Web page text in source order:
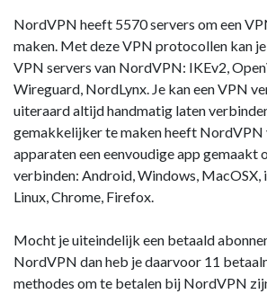
NordVPN heeft 5570 servers om een
maken. Met deze VPN protocollen kan
VPN servers van NordVPN: IKEv2,
Wireguard, NordLynx. Je kan een VPN
uiteraard altijd handmatig laten
gemakkelijker te maken heeft NordVPN
apparaten een eenvoudige app gemaakt
verbinden: Android, Windows, MacOSX,
Linux, Chrome, Firefox.
Mocht je uiteindelijk een betaald
NordVPN dan heb je daarvoor 11
methodes om te betalen bij NordVPN